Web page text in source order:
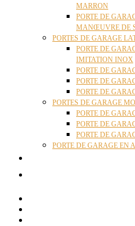
MARRON
PORTE DE
MANŒUVRE DE
PORTES DE GARAGE
PORTE DE
IMITATION INOX
PORTE DE
PORTE DE
PORTE DE
PORTES DE GARAGE
PORTE DE
PORTE DE
PORTE DE
PORTE DE GARAGE EN